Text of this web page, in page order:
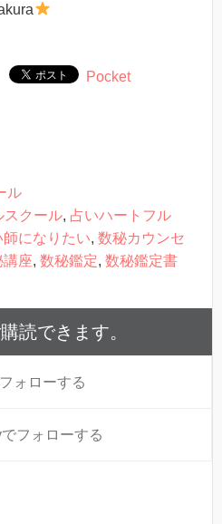
Pocket
ル
スクール, 占いハートフル
師になりたい, 数秘カウンセ
講座, 数秘鑑定, 数秘鑑定書
読できます。
ォローする
でフォローする